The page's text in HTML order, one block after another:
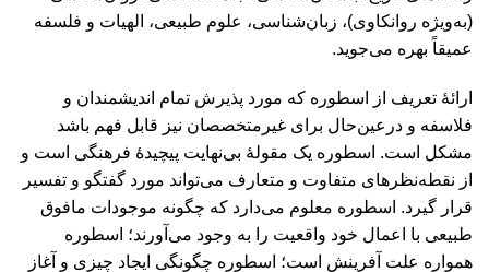
(به‌ويژه روانكاوی)، زبان‌شناسی، علوم طبيعی، الهيات و فلسفه
عميقاً بهره می‌جويد.
ارائۀ تعريف از اسطوره كه مورد پذيرش تمام انديشمندان و
فلاسفه و درعين‌حال برای غيرمتخصصان نيز قابل فهم باشد
مشكل است. اسطوره يک مقولۀ بی‌نهايت پيچيدۀ فرهنگی است و
از نقطه‌نظرهای متفاوت و متعارف می‌تواند مورد گفتگو و تفسير
قرار گيرد. اسطوره معلوم می‌دارد كه چگونه موجودات مافوق
طبيعی با اعمال خود واقعيت را به وجود می‌آورند؛ اسطوره
همواره علت آفرينش است؛ اسطوره چگونگی ايجاد چيزی و آغاز